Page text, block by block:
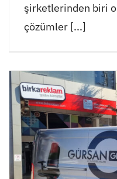
şirketlerinden biri
çözümler [...]